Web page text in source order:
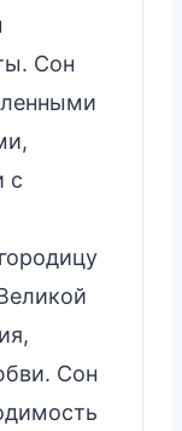
Сон
с
Сон